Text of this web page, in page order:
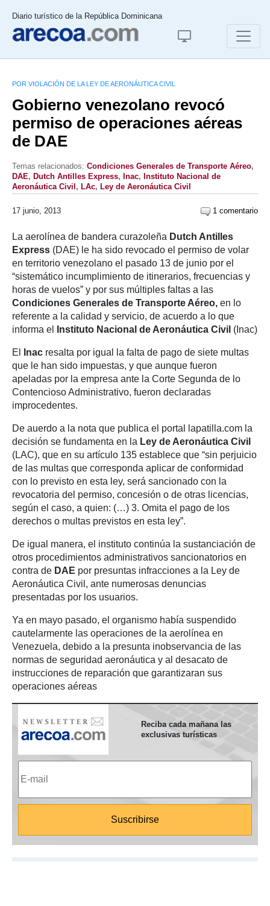
Diario turístico de la República Dominicana
POR VIOLACIÓN DE LA LEY DE AERONÁUTICA CIVIL
Gobierno venezolano revocó
permiso de operaciones aéreas
de DAE
Temas relacionados: Condiciones Generales de Transporte Aéreo,
DAE, Dutch Antilles Express, Inac, Instituto Nacional de
Aeronáutica Civil , LAc, Ley de Aeronáutica Civil
17 junio, 2013 1 comentario
La aerolínea de bandera curazoleña Dutch Antilles
Express (DAE) le ha sido revocado el permiso de volar
en territorio venezolano el pasado 13 de junio por el
“sistemático incumplimiento de itinerarios, frecuencias y
horas de vuelos” y por sus múltiples faltas a las
Condiciones Generales de Transporte Aéreo, en lo
referente a la calidad y servicio, de acuerdo a lo que
informa el
Instituto Nacional de Aeronáutica Civil (Inac)
El Inac resalta por igual la falta de pago de siete multas
que le han sido impuestas, y que aunque fueron
apeladas por la empresa ante la Corte Segunda de lo
Contencioso Administrativo, fueron declaradas
improcedentes.
De auerdo a la nota que publica el portal lapatilla.com la
decisión se fundamenta en la Ley de Aeronáutica Civil
(LAC), que en su artículo 135 establece que “sin perjuicio
de las multas que corresponda aplicar de conformidad
con lo previsto en esta ley, será sancionado con la
revocatoria del permiso, concesión o de otras licencias,
según el caso, a quien: (…) 3. Omita el pago de los
derechos o multas previstos en esta ley”.
De igual manera, el instituto continúa la sustanciación de
otros procedimientos administrativos sancionatorios en
contra de DAE por presuntas infracciones a la Ley de
Aeronáutica Civil, ante numerosas denuncias
presentadas por los usuarios.
Ya en mayo pasado, el organismo había suspendido
cautelarmente las operaciones de la aerolínea en
Venezuela, debido a la presunta inobservancia de las
normas de seguridad aeronáutica y al desacato de
instrucciones de reparación que garantizaran sus
operaciones aéreas
Reciba cada mañana las
exclusivas turísticas